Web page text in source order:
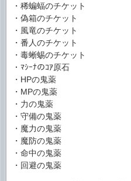
・稀蝙蝠のチケット
・偽箱のチケット
・風竜のチケット
・番人のチケット
・毒蜥蜴のチケット
・ﾏｼｰﾅのｺｱ原石
・HPの鬼薬
・MPの鬼薬
・力の鬼薬
・守備の鬼薬
・魔力の鬼薬
・魔防の鬼薬
・命中の鬼薬
・回避の鬼薬